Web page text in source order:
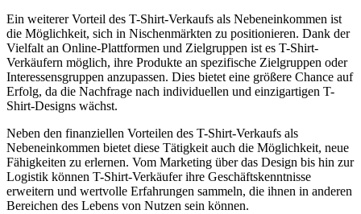
Ein weiterer Vorteil des⁣ T-Shirt-Verkaufs als Nebeneinkommen ist
die⁣ Möglichkeit,‌ sich in Nischenmärkten zu positionieren. ​Dank der ​
Vielfalt an Online-Plattformen und Zielgruppen ist es T-Shirt-
Verkäufern möglich, ihre Produkte⁣ an ​spezifische Zielgruppen oder
Interessensgruppen anzupassen. Dies bietet eine größere Chance auf
Erfolg, ⁣da die Nachfrage nach individuellen und einzigartigen T-
Shirt-Designs wächst.
Neben den finanziellen Vorteilen des T-Shirt-Verkaufs als
Nebeneinkommen bietet diese⁣ Tätigkeit​ auch die Möglichkeit, neue ​
Fähigkeiten zu erlernen.⁢ Vom Marketing über das Design bis ⁣hin zur
Logistik können T-Shirt-Verkäufer ihre Geschäftskenntnisse
erweitern und wertvolle Erfahrungen ‌sammeln, die ihnen in anderen
Bereichen des Lebens von Nutzen sein können.